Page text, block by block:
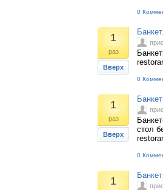
0
1
раз
Вверх
0
1
раз
Вверх
стол
0
1